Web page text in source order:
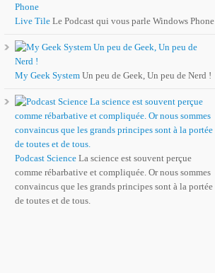
Live TileLe Podcast qui vous parle Windows Phone
My Geek SystemUn peu de Geek, Un peu de Nerd !
Podcast ScienceLa science est souvent perçue
comme rébarbative et compliquée. Or nous sommes
convaincus que les grands principes sont à la portée
de toutes et de tous.